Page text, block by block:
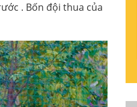
. Bốn đội thua của